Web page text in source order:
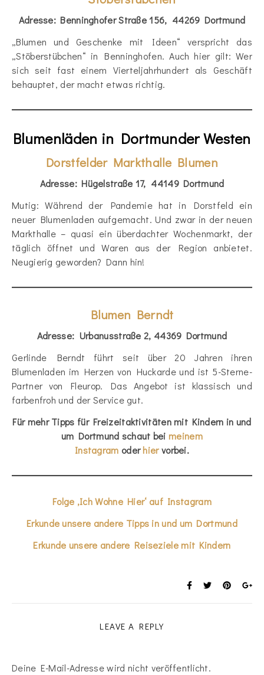
Adresse: Benninghofer Straße 156, 44269 Dortmund
„Blumen und Geschenke mit Ideen“ verspricht das
„Stöberstübchen“ in Benninghofen. Auch hier gilt: Wer
sich seit fast einem Vierteljahrhundert als Geschäft
behauptet, der macht etwas richtig.
Blumenläden in Dortmunder Westen
Dorstfelder Markthalle Blumen
Adresse: Hügelstraße 17, 44149 Dortmund
Mutig: Während der Pandemie hat in Dorstfeld ein
neuer Blumenladen aufgemacht. Und zwar in der neuen
Markthalle – quasi ein überdachter Wochenmarkt, der
täglich öffnet und Waren aus der Region anbietet.
Neugierig geworden? Dann hin!
Blumen Berndt
Adresse: Urbanusstraße 2, 44369 Dortmund
Gerlinde Berndt führt seit über 20 Jahren ihren
Blumenladen im Herzen von Huckarde und ist 5-Sterne-
Partner von Fleurop. Das Angebot ist klassisch und
farbenfroh und der Service gut.
Für mehr Tipps für Freizeitaktivitäten mit Kindern in und
um Dortmund schaut beimeinem
Instagram oderhiervorbei.
Folge ‚Ich Wohne Hier‘ auf Instagram
Erkunde unsere andere Tipps in und um Dortmund
Erkunde unsere andere Reiseziele mit Kindern
LEAVE A REPLY
Deine E-Mail-Adresse wird nicht veröffentlicht.